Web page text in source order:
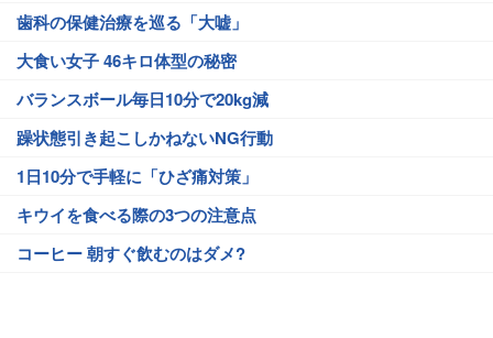
歯科の保健治療を巡る「大嘘」
大食い女子 46キロ体型の秘密
バランスボール毎日10分で20kg減
躁状態引き起こしかねないNG行動
1日10分で手軽に「ひざ痛対策」
キウイを食べる際の3つの注意点
コーヒー 朝すぐ飲むのはダメ?